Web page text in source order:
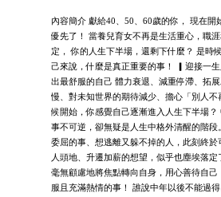
內容簡介 獻給40、50、60歲的你， 現在開
優先了！ 當養兒育女不再是生活重心，職
定， 你的人生下半場，還剩下什麼？ 是時
己來說，什麼是真正重要的事！ ▎迎接一
出最舒服的自己 體力衰退、減重停滯、拓
慢、對未知世界的期待減少、擔心「別人
候開始，你感覺自己逐漸進入人生下半場？
事不可逆，卻無疑是人生中格外清醒的階段
委屈的事、想逃離又躲不掉的人，此刻終於
人頭地、升遷加薪的想望，似乎也塵埃落
毫無顧慮地將焦點轉向自身，用心善待自
服且充滿熱情的事！ 誰說中年以後不能過